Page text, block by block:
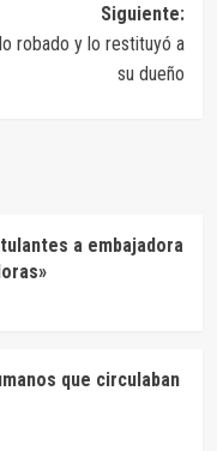
Siguiente:
robado y lo restituyó a
su dueño
a embajadora
que circulaban